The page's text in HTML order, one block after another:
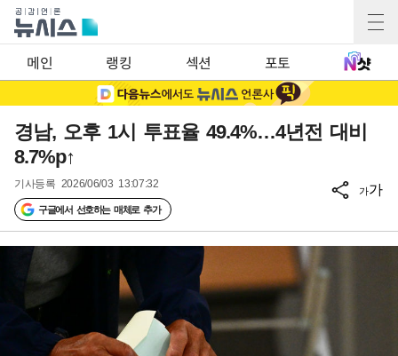
메인 랭킹 섹션 포토
경남, 오후 1시 투표율 49.4%…4년전 대비
8.7%p↑
기사등록 2026/06/03 13:07:32
구글에서 선호하는 매체로 추가
가가